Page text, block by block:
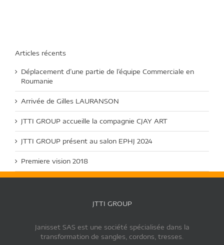
Articles récents
Déplacement d’une partie de l’équipe Commerciale en
Roumanie
Arrivée de Gilles LAURANSON
JTTI GROUP accueille la compagnie CJAY ART
JTTI GROUP présent au salon EPHJ 2024
Premiere vision 2018
JTTI GROUP
Janisset SAS est une société spécialisée dans la
transformation de sangles, cordons, tresses.